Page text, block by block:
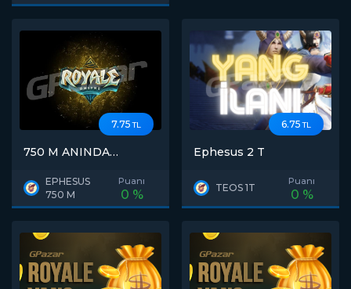
7.75 TL
750 M ANINDA
EPHESUS
750 M
Puanı
0 %
6.75 TL
Ephesus 2 T
TEOS 1T
Puanı
0 %